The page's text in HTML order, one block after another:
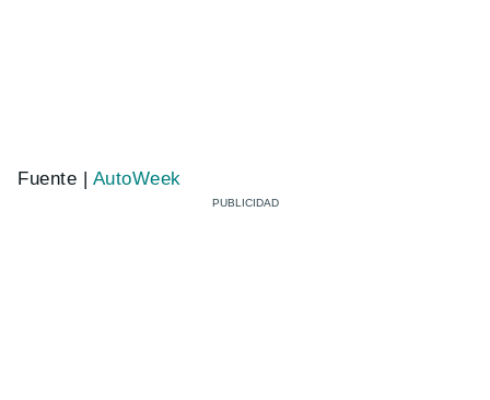
Fuente | AutoWeek